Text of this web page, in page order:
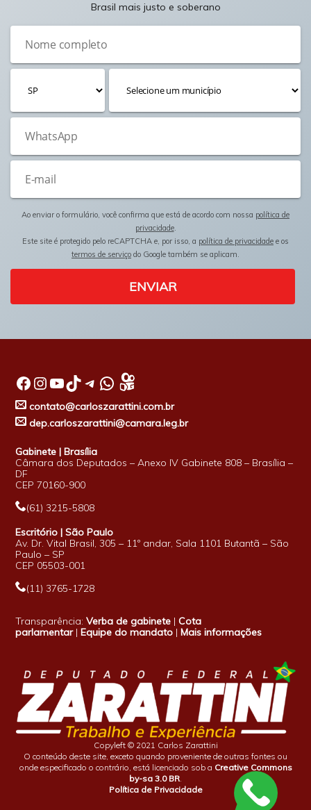
Brasil mais justo e soberano
Ao enviar o formulário, você confirma que está de acordo com nossa política de
privacidade.
Este site é protegido pelo reCAPTCHA e, por isso, a política de privacidade e os
termos de serviço do Google também se aplicam.
ENVIAR
Facebook InstagramYoutube TikTok Telegram WhatsApp
contato@carloszarattini.com.br
dep.carloszarattini@camara.leg.br
Gabinete | Brasília
Câmara dos Deputados – Anexo IV Gabinete 808 – Brasília –
DF
CEP 70160-900
(61) 3215-5808
Escritório | São Paulo
Av. Dr. Vital Brasil, 305 – 11º andar, Sala 1101 Butantã – São
Paulo – SP
CEP 05503-001
(11) 3765-1728
Transparência:Verba de gabinete |Cota
parlamentar|Equipe do mandato |Mais informações
Copyleft © 2021 Carlos Zarattini
O conteúdo deste site, exceto quando proveniente de outras fontes ou
onde especificado o contrário, está licenciado sob a Creative Commons
by-sa 3.0 BR
Política de Privacidade